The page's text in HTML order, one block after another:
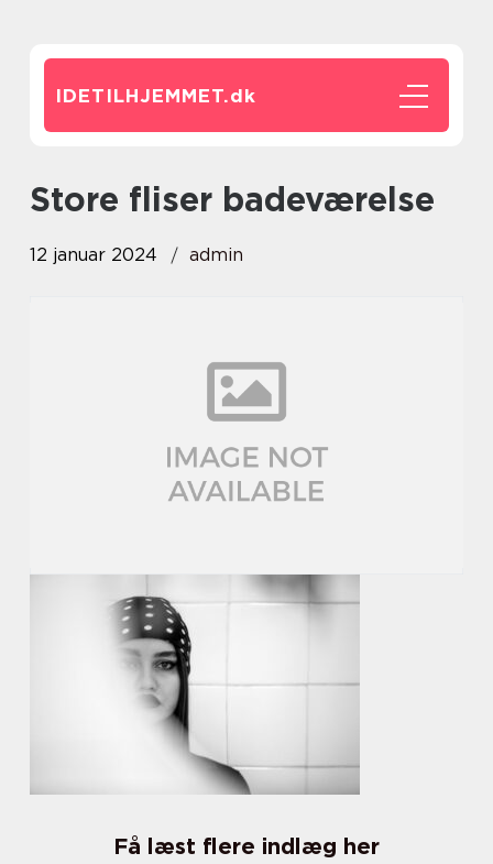
IDETILHJEMMET.dk
store fliser badeværelse
12 januar 2024 admin
Få læst flere indlæg her